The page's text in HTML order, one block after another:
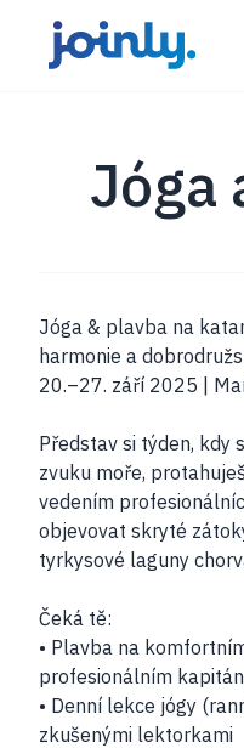
Jóga
Jóga & plavba na
harmonie a
20.–27. září 2025 |
Představ si týden, kdy
zvuku moře,
vedením
objevovat skryté
tyrkysové laguny
Čeká tě:
• Plavba na
profesionálním
• Denní lekce jógy
zkušenými lektorkami